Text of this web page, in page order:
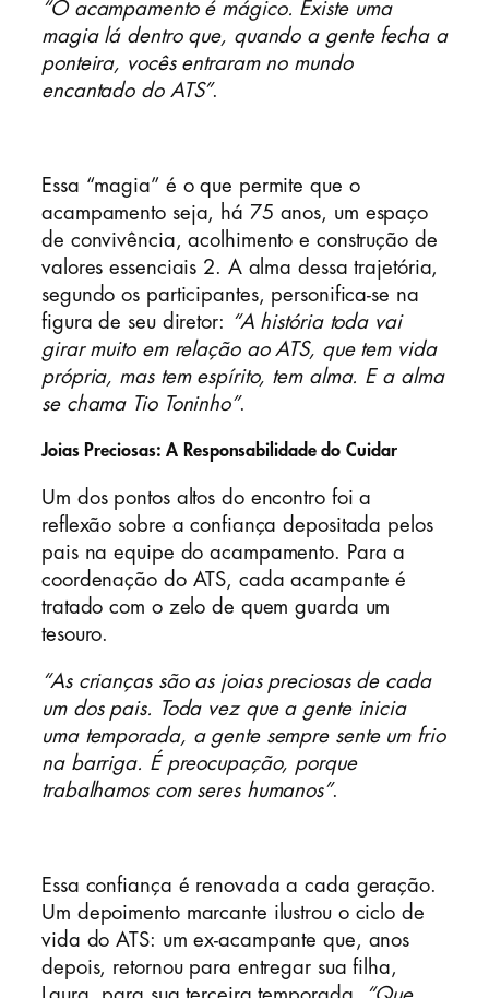
“O acampamento é mágico. Existe uma
magia lá dentro que, quando a gente fecha a
ponteira, vocês entraram no mundo
encantado do ATS”.
Essa “magia” é o que permite que o
acampamento seja, há 75 anos, um espaço
de convivência, acolhimento e construção de
valores essenciais 2. A alma dessa trajetória,
segundo os participantes, personifica-se na
figura de seu diretor:
“A história toda vai
girar muito em relação ao ATS, que tem vida
própria, mas tem espírito, tem alma. E a alma
se chama Tio Toninho”.
Joias Preciosas: A Responsabilidade do Cuidar
Um dos pontos altos do encontro foi a
reflexão sobre a confiança depositada pelos
pais na equipe do acampamento. Para a
coordenação do ATS, cada acampante é
tratado com o zelo de quem guarda um
tesouro.
“As crianças são as joias preciosas de cada
um dos pais. Toda vez que a gente inicia
uma temporada, a gente sempre sente um frio
na barriga. É preocupação, porque
trabalhamos com seres humanos”.
Essa confiança é renovada a cada geração.
Um depoimento marcante ilustrou o ciclo de
vida do ATS: um ex-acampante que, anos
depois, retornou para entregar sua filha,